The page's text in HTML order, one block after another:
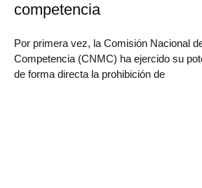
competencia
Por primera vez, la Comisión Nacional
Competencia (CNMC) ha ejercido su
de forma directa la prohibición de